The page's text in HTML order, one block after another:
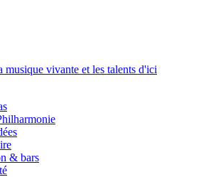
musique vivante et les talents d'ici
& bars